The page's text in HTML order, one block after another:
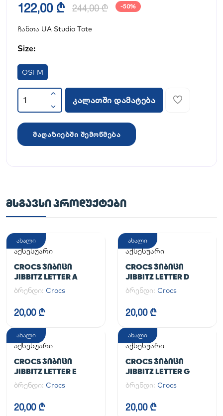
122,00 ₾ 244,00 ₾ -50%
ჩანთა UA Studio Tote
Size:
OSFM
კალათში დამატება
მაღაზიებში შემოწმება
ᲛᲡᲒᲐᲕᲡᲘ ᲞᲠᲝᲓᲣᲥᲢᲔᲑᲘ
ახალი
აქსესუარი
CROCS ᲯᲘᲑᲘᲪᲘ
JIBBITZ LETTER A
ბრენდი: Crocs
20,00 ₾
ახალი
აქსესუარი
CROCS ᲯᲘᲑᲘᲪᲘ
JIBBITZ LETTER D
ბრენდი: Crocs
20,00 ₾
ახალი
აქსესუარი
CROCS ᲯᲘᲑᲘᲪᲘ
JIBBITZ LETTER E
ბრენდი: Crocs
20,00 ₾
ახალი
აქსესუარი
CROCS ᲯᲘᲑᲘᲪᲘ
JIBBITZ LETTER G
ბრენდი: Crocs
20,00 ₾